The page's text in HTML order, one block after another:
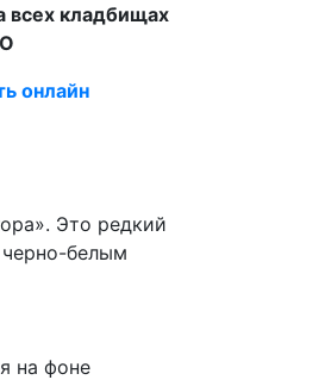
всех кладбищах
онлайн
Это редкий
белым
на фоне